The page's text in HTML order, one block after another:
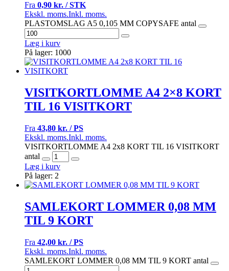
Fra 0,90 kr. / STK
Ekskl. moms.Inkl. moms.
PLASTOMSLAG A5 0,105 MM COPYSAFE antal
Læg i kurv
På lager: 1000
VISITKORTLOMME A4 2×8 KORT
TIL 16 VISITKORT
Fra 43,80 kr. / PS
Ekskl. moms.Inkl. moms.
VISITKORTLOMME A4 2x8 KORT TIL 16 VISITKORT
antal
Læg i kurv
På lager: 2
SAMLEKORT LOMMER 0,08 MM
TIL 9 KORT
Fra 42,00 kr. / PS
Ekskl. moms.Inkl. moms.
SAMLEKORT LOMMER 0,08 MM TIL 9 KORT antal